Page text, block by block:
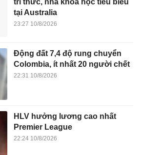
tại Australia
23:27 10/8/2026
Động đất 7,4 độ rung chuyển
Colombia, ít nhất 20 người chết
22:31 10/8/2026
HLV hưởng lương cao nhất
Premier League
22:24 10/8/2026